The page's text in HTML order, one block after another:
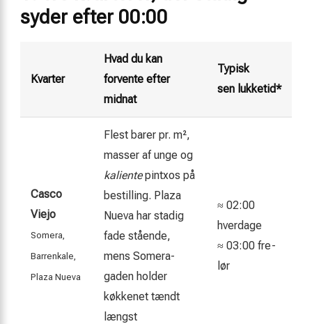
syder efter 00:00
Kvarter
Hvad du kan
forvente efter
midnat
Typisk
sen lukketid*
Casco
Viejo
Somera,
Barrenkale,
Plaza Nueva
Flest barer pr. m²,
masser af unge og
kalientepintxos på
bestilling. Plaza
Nueva har stadig
fade stående,
mens Somera-
gaden holder
køkkenet tændt
længst
≈ 02:00
hverdage
≈ 03:00 fre-
lør